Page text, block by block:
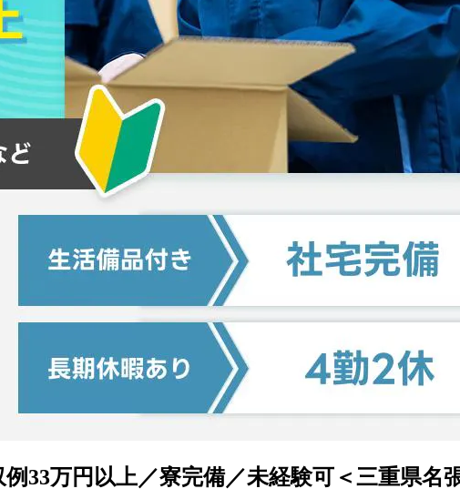
33万円以上／寮完備／未経験可＜三重県名